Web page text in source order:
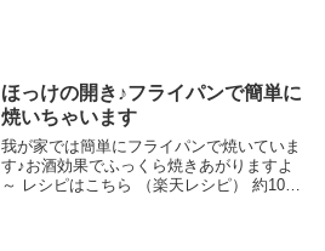
ほっけの開き♪フライパンで簡単に
焼いちゃいます
我が家では簡単にフライパンで焼いていま
す♪お酒効果でふっくら焼きあがりますよ
～ レシピはこちら （楽天レシピ） 約10分